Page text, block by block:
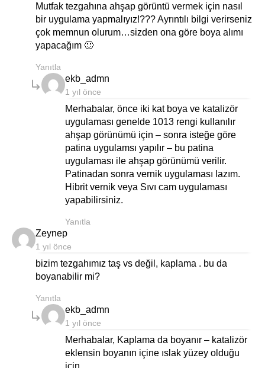
Mutfak tezgahına ahşap görüntü vermek için nasıl
bir uygulama yapmalıyız!??? Ayrıntılı bilgi verirseniz
çok memnun olurum…sizden ona göre boya alımı
yapacağım 🙂
Yanıtla
ekb_admn
1 yıl önce
Merhabalar, önce iki kat boya ve katalizör
uygulaması genelde 1013 rengi kullanılır
ahşap görünümü için – sonra isteğe göre
patina uygulamsı yapılır – bu patina
uygulaması ile ahşap görünümü verilir.
Patinadan sonra vernik uygulaması lazım.
Hibrit vernik veya Sıvı cam uygulaması
yapabilirsiniz.
Yanıtla
Zeynepsays:
1 yıl önce
bizim tezgahımız taş vs değil, kaplama . bu da
boyanabilir mi?
Yanıtla
ekb_admn
1 yıl önce
Merhabalar, Kaplama da boyanır – katalizör
eklensin boyanın içine ıslak yüzey olduğu
için.